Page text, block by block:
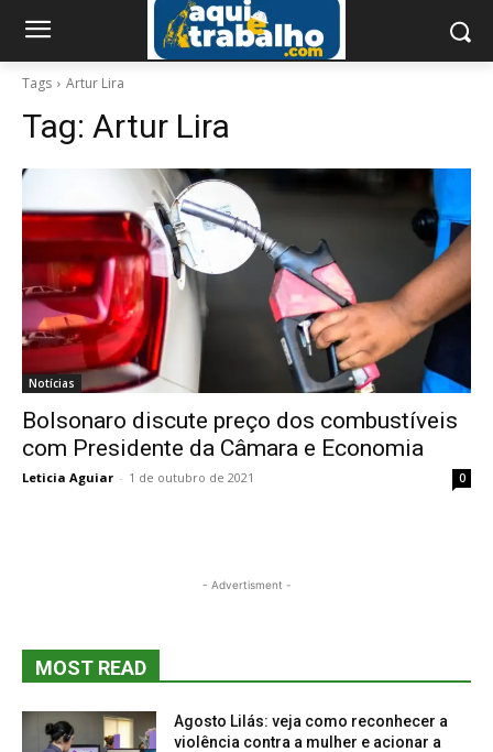
Tags Artur Lira
Tag: Artur Lira
Notícias
Bolsonaro discute preço dos combustíveis
com Presidente da Câmara e Economia
Leticia Aguiar - 1 de outubro de 2021 0
- Advertisment -
MOST READ
Agosto Lilás: veja como reconhecer a
violência contra a mulher e acionar a